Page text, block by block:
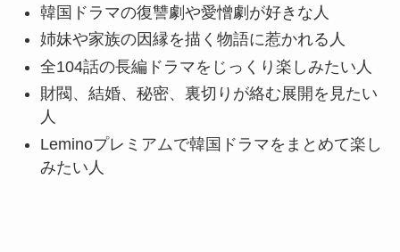
韓国ドラマの復讐劇や愛憎劇が好きな人
姉妹や家族の因縁を描く物語に惹かれる人
全104話の長編ドラマをじっくり楽しみたい人
財閥、結婚、秘密、裏切りが絡む展開を見たい
人
Leminoプレミアムで韓国ドラマをまとめて楽し
みたい人